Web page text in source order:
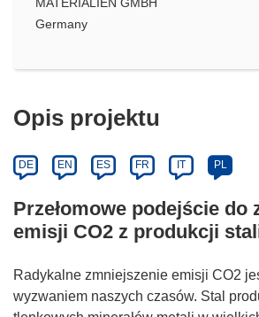
Germany
Opis projektu
DE EN ES FR IT PL
Przełomowe podejście do
emisji CO2 z produkcji
Radykalne zmniejszenie emisji CO2
wyzwaniem naszych czasów. Stal